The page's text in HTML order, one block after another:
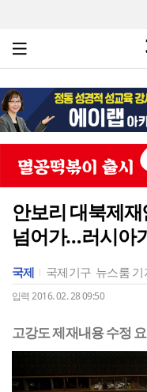
안보리 대북제
넘어가…러시아
국제 국제기구 뉴스룸 기
입력 2016. 02. 28 09:50
고강도 제재내용 수정